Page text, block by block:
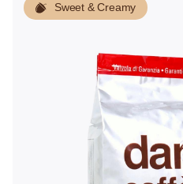
Sweet & Creamy